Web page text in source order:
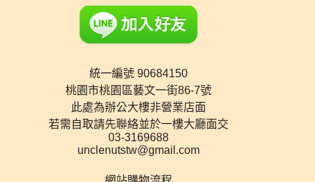
統一編號 90684150
桃園市桃園區藝文一街86-7號
此處為辦公大樓非營業店面
若需自取請先聯絡並於一樓大廳面交
03-3169688
unclenutstw@gmail.com